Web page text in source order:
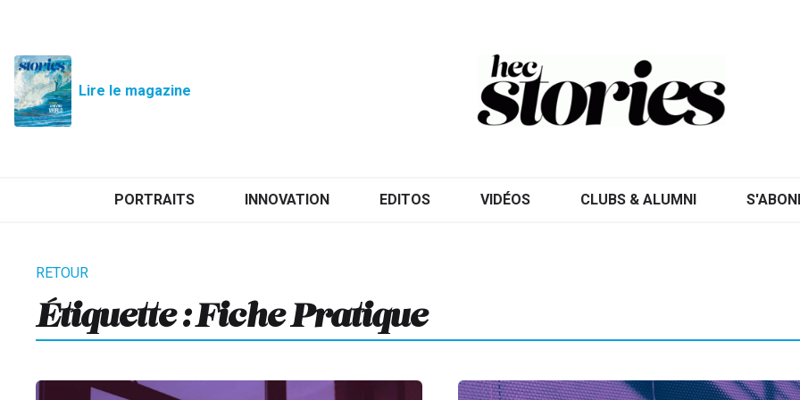
Lire le magazine
PORTRAITS INNOVATION EDITOS VIDÉOS CLUBS & ALUMNI
Étiquette : Fiche Pratique